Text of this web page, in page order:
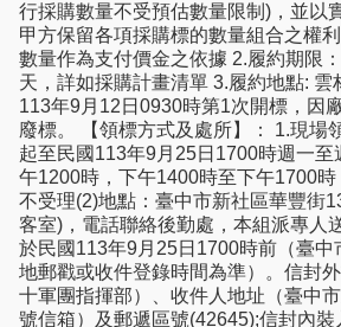
行採購數量不受預估數量限制)，並以
甲方保留各項採購標的數量組合之權
數量作為支付價金之依據 2.履約期限
天，詳如採購計畫清單 3.履約地點: 雲
113年9月12日0930時第1次開標，因
廢標。 【領標方式及處所】： 1.現場
起至民國113年9月25日1700時週一至
午1200時，下午1400時至下午1700時
不受理(2)地點：臺中市新社區華豐街
客室)，電話聯絡後勤處，本組派專人
於民國113年9月25日1700時前（臺中
地郵戳或收件登錄時間為準）。信封
十軍團指揮部）、收件人地址（臺中
號信箱）及郵遞區號(42645);信封內